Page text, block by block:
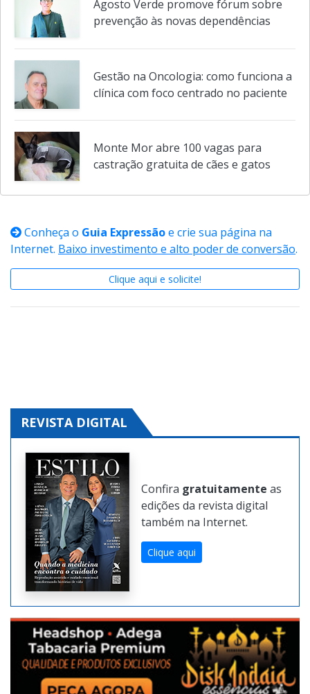
Agosto Verde promove fórum sobre
prevenção às novas dependências
Gestão na Oncologia: como funciona a
clínica com foco centrado no paciente
Monte Mor abre 100 vagas para
castração gratuita de cães e gatos
Conheça o Guia Expressão e crie sua página na
Internet. Baixo investimento e alto poder de conversão.
Clique aqui e solicite!
REVISTA DIGITAL
Confira gratuitamente as
edições da revista digital
também na Internet.
Clique aqui